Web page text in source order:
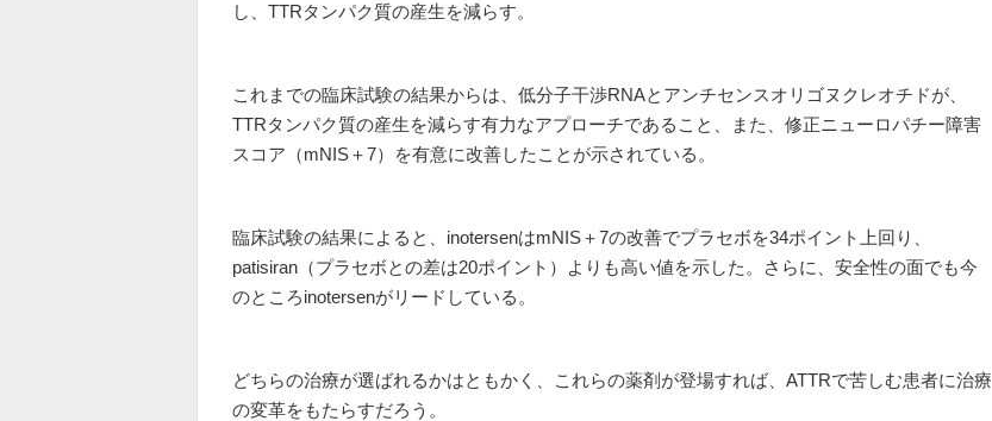
し、TTRタンパク質の産生を減らす。
これまでの臨床試験の結果からは、低分子干渉RNAとアンチセンスオリゴヌクレオチドが、
TTRタンパク質の産生を減らす有力なアプローチであること、また、修正ニューロパチー障害
スコア（mNIS＋7）を有意に改善したことが示されている。
臨床試験の結果によると、inotersenはmNIS＋7の改善でプラセボを34ポイント上回り、
patisiran（プラセボとの差は20ポイント）よりも高い値を示した。さらに、安全性の面でも今
のところinotersenがリードしている。
どちらの治療が選ばれるかはともかく、これらの薬剤が登場すれば、ATTRで苦しむ患者に治療
の変革をもたらすだろう。